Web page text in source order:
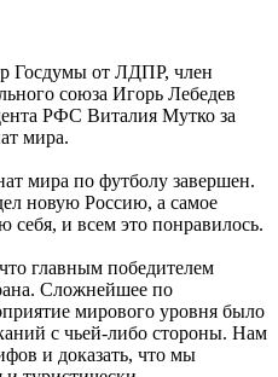
Госдумы от ЛДПР, член
союза Игорь Лебедев
РФС Виталия Мутко за
мира.
мира по футболу завершен.
новую Россию, а самое
себя, и всем это понравилось.
главным победителем
Сложнейшее по
мирового уровня было
с чьей-либо стороны. Нам
и доказать, что мы